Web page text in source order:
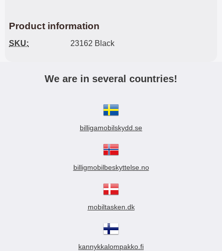
Product information
SKU: 23162 Black
We are in several countries!
billigamobilskydd.se
billigmobilbeskyttelse.no
mobiltasken.dk
kannykkalompakko.fi